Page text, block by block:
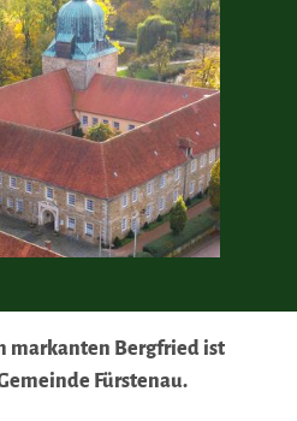
markanten Bergfried ist
Fürstenau.